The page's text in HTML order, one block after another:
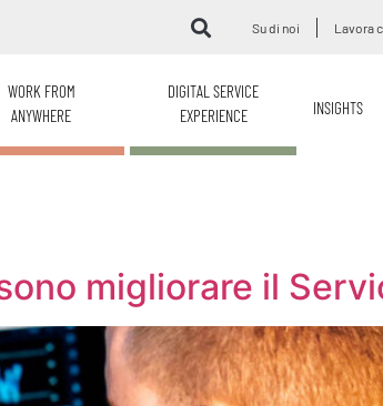
Su di noi Lavora
WORK FROM
ANYWHERE
DIGITAL SERVICE
EXPERIENCE
INSIGHTS
migliorare il